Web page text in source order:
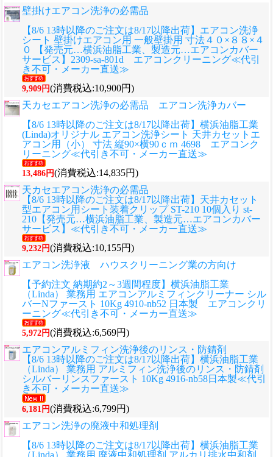
壁掛けエアコン洗浄の必需品
【8/6 13時以降のご注文は8/17以降出荷】エアコン洗浄
シート 壁掛けエアコン用 一般壁掛用 寸法４０×８８×４
０ 【発売元…横浜油脂工業、製造元…エアコンカバー
サービス】2309-sa-801d エアコンクリーニング≪代引
き不可・メーカー直送≫
9,909円(消費税込:10,900円)
天カセエアコン洗浄の必需品 エアコン洗浄カバー
【8/6 13時以降のご注文は8/17以降出荷】横浜油脂工業
(Linda)オリジナル エアコン洗浄シート 天井カセットエ
アコン用（小） 寸法 縦90×横90ｃｍ 4698 エアコンク
リーニング≪代引き不可・メーカー直送≫
13,486円(消費税込:14,835円)
天カセエアコン洗浄の必需品
【8/6 13時以降のご注文は8/17以降出荷】天井カセット
型エアコン用シート装着クリップ ST-210 10個入り st-
210【発売元…横浜油脂工業、製造元…エアコンカバー
サービス】≪代引き不可・メーカー直送≫
9,232円(消費税込:10,155円)
エアコン洗浄液 ハウスクリーニング業の方向け
【予約注文 納期約2～3週間程度】横浜油脂工業
（Linda） 業務用 エアコンアルミフィンクリーナー シル
バーNファースト 10Kg 4910-nb52 日本製 エアコンクリ
ーニング≪代引き不可・メーカー直送≫
5,972円(消費税込:6,569円)
エアコンアルミフィン洗浄後のリンス・防錆剤
【8/6 13時以降のご注文は8/17以降出荷】横浜油脂工業
（Linda） 業務用 アルミフィン洗浄後のリンス・防錆剤
シルバーリンスファースト 10Kg 4916-nb58日本製≪代引
き不可・メーカー直送≫
6,181円(消費税込:6,799円)
エアコン洗浄の廃液中和処理剤
【8/6 13時以降のご注文は8/17以降出荷】横浜油脂工業
（Linda） 業務用 廃液中和処理剤 アルカリ排水中和剤